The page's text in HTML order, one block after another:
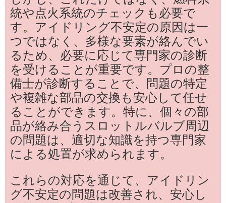
統や点火系統のチェックも必要で
す。アイドリング不安定の原因は一
つではなく、多様な要素が絡んでい
るため、必要に応じて専門家の診断
を受けることが重要です。プロの整
備士が診断することで、問題の特定
や複雑な部品の交換も安心して任せ
ることができます。特に、個々の部
品が絡み合うスロットルバルブ周辺
の問題は、適切な知識を持つ専門家
による処置が求められます。
これらの対応を通じて、アイドリン
グ不安定の問題は改善され、安心し